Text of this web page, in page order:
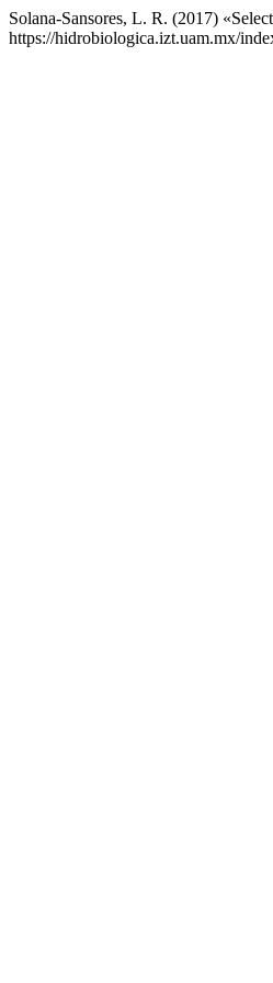
Solana-Sansores, L. R. (2017)
https://hidrobiologica.izt.uam.mx/